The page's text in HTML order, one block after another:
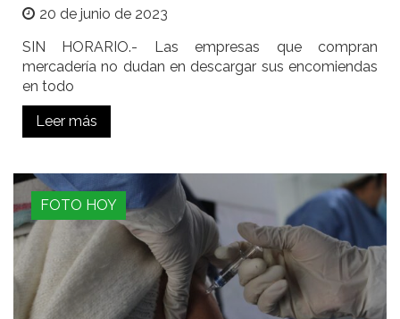
20 de junio de 2023
SIN HORARIO.- Las empresas que compran
mercadería no dudan en descargar sus encomiendas
en todo
Leer más
FOTO HOY